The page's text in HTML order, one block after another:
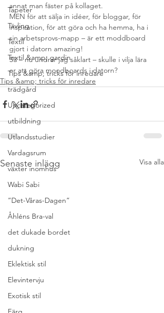
Tapeter
Tävling
Textil
Textil &amp; gardin
Tips &amp; tricks för inredare
trädgård
Uncategorized
utbildning
Utlandsstudier
Vardagsrum
växter inomhus
Wabi Sabi
”Det-Våras-Dagen”
Åhléns Bra-val
det dukade bordet
dukning
Eklektisk stil
Elevintervju
Exotisk stil
annat man fäster på kollaget.
MEN för att sälja in idéer, för bloggar, för
inspiration, för att göra och ha hemma, ha i
sin arbetsprovs-mapp – är ett moddboard
gjort i datorn amazing!
Så – nu undrar jag såklart – skulle i vilja lära
er att göra moodboards i datorn?
Tips &amp; tricks för inredare
Senaste inlägg Visa alla